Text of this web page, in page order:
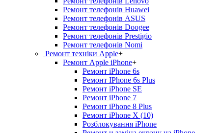
Ремонт телефонів Huawei
Ремонт телефонів ASUS
Ремонт телефонів Doogee
Ремонт телефонів Prestigio
Ремонт телефонів Nomi
Ремонт техніки Apple+
Ремонт Apple iPhone+
Ремонт iPhone 6s
Ремонт IPhone 6s Plus
Ремонт iPhone SE
Ремонт iPhone 7
Ремонт iPhone 8 Plus
Ремонт iPhone X (10)
Розблокування iPhone